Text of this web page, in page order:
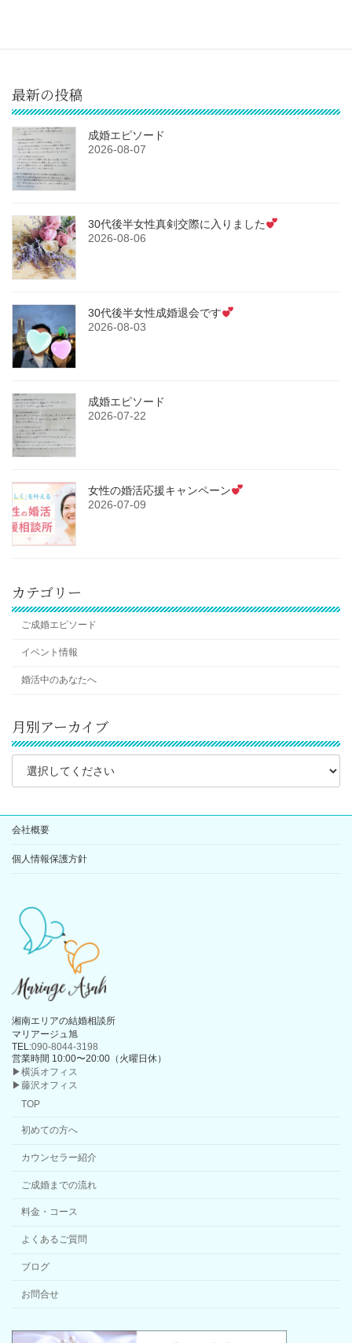
2018-05-10
最新の投稿
成婚エピソード
2026-08-07
30代後半女性真剣交際に入りました
2026-08-06
30代後半女性成婚退会です
2026-08-03
成婚エピソード
2026-07-22
女性の婚活応援キャンペーン
2026-07-09
カテゴリー
ご成婚エピソード
イベント情報
婚活中のあなたへ
月別アーカイブ
会社概要
個人情報保護方針
湘南エリアの結婚相談所
マリアージュ旭
TEL:090-8044-3198
営業時間 10:00〜20:00（火曜日休）
▶横浜オフィス
▶藤沢オフィス
TOP
初めての方へ
カウンセラー紹介
ご成婚までの流れ
料金・コース
よくあるご質問
ブログ
お問合せ